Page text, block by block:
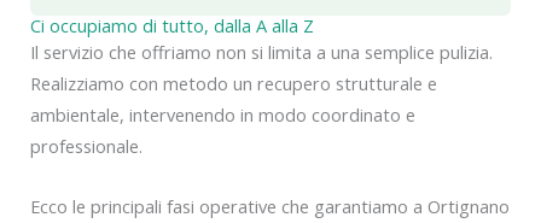
Ci occupiamo di tutto, dalla A alla Z
Il servizio che offriamo non si limita a una semplice pulizia.
Realizziamo con metodo un recupero strutturale e
ambientale, intervenendo in modo coordinato e
professionale.
Ecco le principali fasi operative che garantiamo a Ortignano